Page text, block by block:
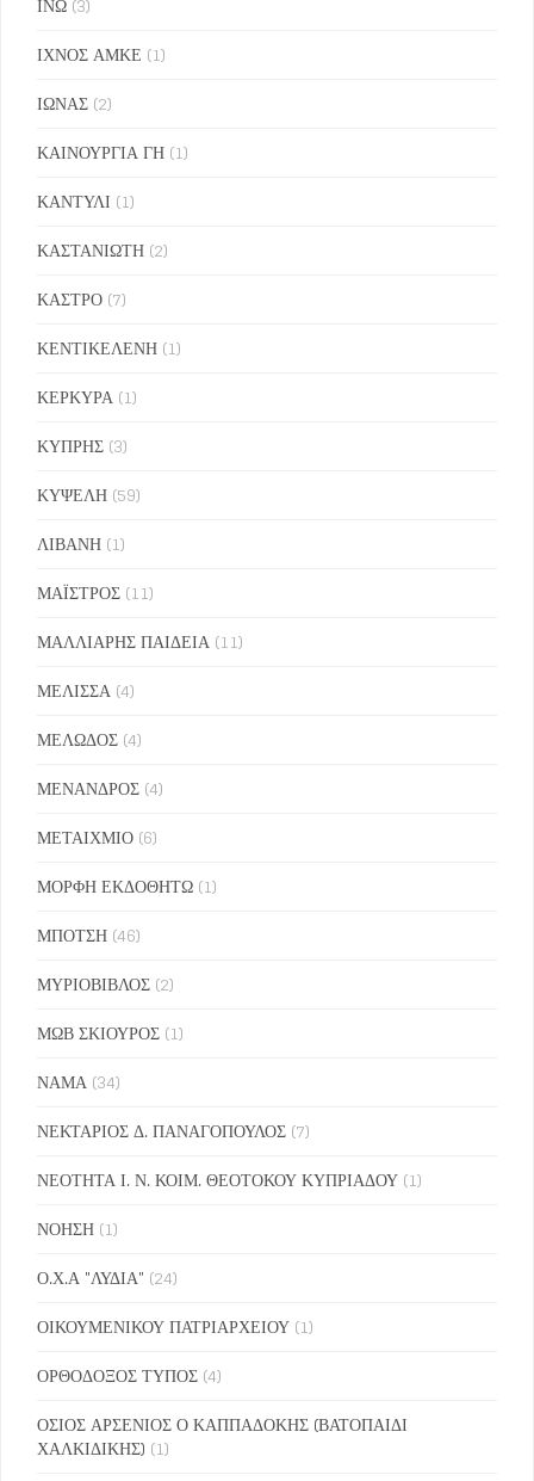
ΙΧΝΟΣ ΑΜΚΕ (1)
ΙΩΝΑΣ (2)
ΚΑΙΝΟΥΡΓΙΑ ΓΗ (1)
ΚΑΝΤΥΛΙ (1)
ΚΑΣΤΑΝΙΩΤΗ (2)
ΚΑΣΤΡΟ (7)
ΚΕΝΤΙΚΕΛΕΝΗ (1)
ΚΕΡΚΥΡΑ (1)
ΚΥΠΡΗΣ (3)
ΚΥΨΕΛΗ (59)
ΛΙΒΑΝΗ (1)
ΜΑΪΣΤΡΟΣ (11)
ΜΑΛΛΙΑΡΗΣ ΠΑΙΔΕΙΑ (11)
ΜΕΛΙΣΣΑ (4)
ΜΕΛΩΔΟΣ (4)
ΜΕΝΑΝΔΡΟΣ (4)
ΜΕΤΑΙΧΜΙΟ (6)
ΜΟΡΦΗ ΕΚΔΟΘΗΤΩ (1)
ΜΠΟΤΣΗ (46)
ΜΥΡΙΟΒΙΒΛΟΣ (2)
ΜΩΒ ΣΚΙΟΥΡΟΣ (1)
ΝΑΜΑ (34)
ΝΕΚΤΑΡΙΟΣ Δ. ΠΑΝΑΓΟΠΟΥΛΟΣ (7)
ΝΕΟΤΗΤΑ Ι. Ν. ΚΟΙΜ. ΘΕΟΤΟΚΟΥ ΚΥΠΡΙΑΔΟΥ (1)
ΝΟΗΣΗ (1)
Ο.Χ.Α "ΛΥΔΙΑ" (24)
ΟΙΚΟΥΜΕΝΙΚΟΥ ΠΑΤΡΙΑΡΧΕΙΟΥ (1)
ΟΡΘΟΔΟΞΟΣ ΤΥΠΟΣ (4)
ΟΣΙΟΣ ΑΡΣΕΝΙΟΣ Ο ΚΑΠΠΑΔΟΚΗΣ (ΒΑΤΟΠΑΙΔΙ
ΧΑΛΚΙΔΙΚΗΣ) (1)